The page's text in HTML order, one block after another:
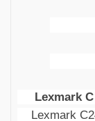
Lexmark C
Lexmark